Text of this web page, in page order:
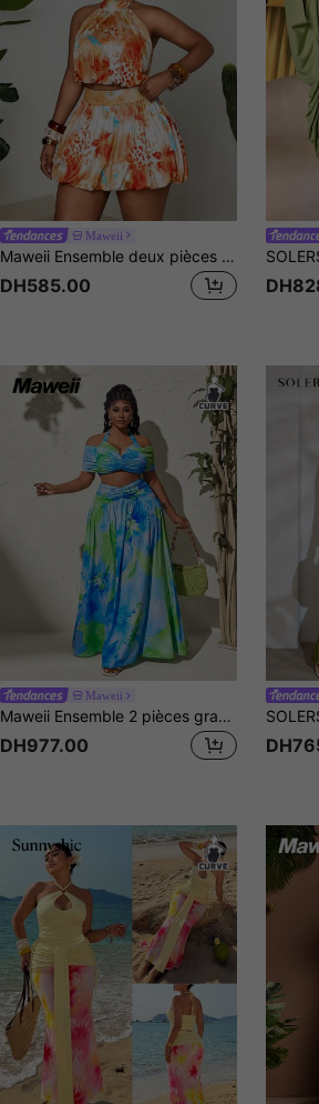
Maweii
Maweii Ensemble deux pièces pour femmes grandes tailles, nouveau, chaud, imprimé floral orange, col licou, dos nu, design col montant, taille courte, jupe mini en forme de bouton, détail lacé au dos, ensemble de vacances à la plage, tenue pour soirée en amoureux, style tropical hot girl, ensemble court affinant pour l'été, style élégant de vacances
DH585.00
Maweii
Maweii Ensemble 2 pièces grande taille pour femmes, robe longue d'été à col licou avec design licou, motif aquarelle tie-dye, détail froncé, robe de vacances élégante, pratique pour les vacances, les rendez-vous, sexy et polyvalente
DH977.00